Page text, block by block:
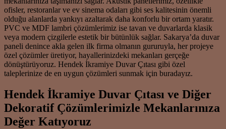
ofisler, restoranlar ve ev sinema odaları gibi ses kalitesinin önemli
olduğu alanlarda yankıyı azaltarak daha konforlu bir ortam yaratır.
PVC ve MDF lambri çözümlerimiz ise tavan ve duvarlarda klasik
veya modern çizgilerle estetik bir bütünlük sağlar. Sakarya’da duvar
paneli denince akla gelen ilk firma olmanın gururuyla, her projeye
özel çözümler üretiyor, hayallerinizdeki mekanları gerçeğe
dönüştürüyoruz. Hendek İkramiye Duvar Çıtası gibi özel
taleplerinize de en uygun çözümleri sunmak için buradayız.
Hendek İkramiye Duvar Çıtası ve Diğer
Dekoratif Çözümlerimizle Mekanlarınıza
Değer Katıyoruz